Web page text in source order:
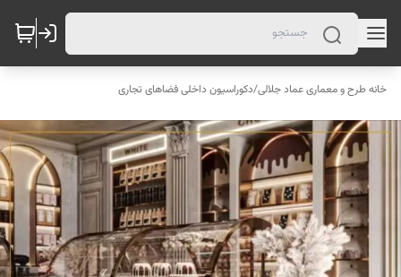
خانه طرح و معماری عماد جلالی/دکوراسیون داخلی فضاهای تجاری